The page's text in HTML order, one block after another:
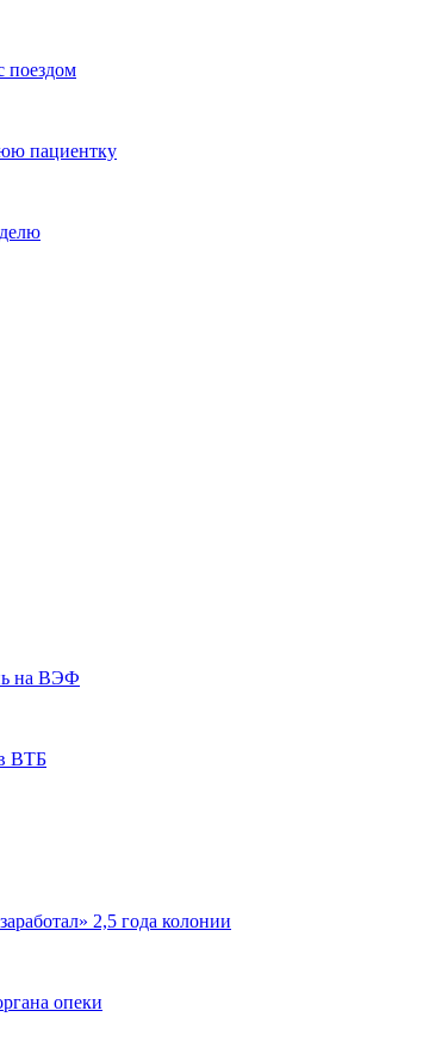
поездом
пациентку
на ВЭФ
ВТБ
2,5 года колонии
опеки